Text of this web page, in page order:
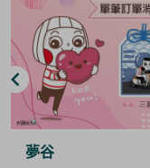
夢谷